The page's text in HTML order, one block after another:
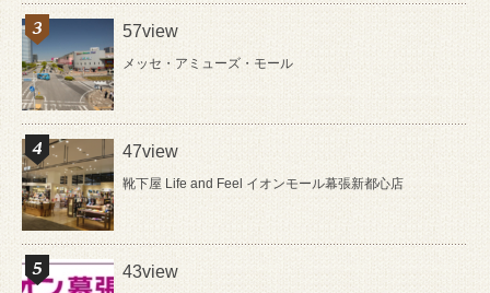
57view
メッセ・アミューズ・モール
47view
靴下屋 Life and Feel イオンモール幕張新都心店
43view